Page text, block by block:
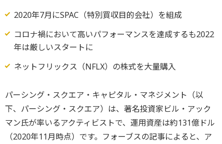
2020年7月にSPAC（特別買収目的会社）を組成
コロナ禍において高いパフォーマンスを達成するも2022
年は厳しいスタートに
ネットフリックス（NFLX）の株式を大量購入
パーシング・スクエア・キャピタル・マネジメント（以
下、パーシング・スクエア）は、著名投資家ビル・アック
マン氏が率いるアクティビストで、運用資産は約131億ドル
（2020年11月時点）です。フォーブスの記事によると、ア